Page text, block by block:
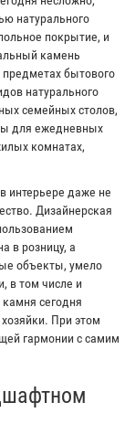
натурального
покрытие, и
камень
бытового
натурального
семейных столов,
для ежедневных
комнатах,
интерьере даже не
Дизайнерская
в розницу, а
объекты, умело
в том числе и
сегодня
При этом
гармонии с самим